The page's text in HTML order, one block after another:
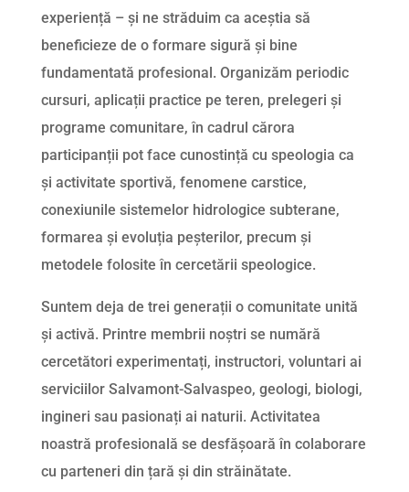
experiență – și ne străduim ca aceștia să
beneficieze de o formare sigură și bine
fundamentată profesional. Organizăm periodic
cursuri, aplicații practice pe teren, prelegeri și
programe comunitare, în cadrul cărora
participanții pot face cunostință cu speologia ca
și activitate sportivă, fenomene carstice,
conexiunile sistemelor hidrologice subterane,
formarea și evoluția peșterilor, precum și
metodele folosite în cercetării speologice.
Suntem deja de trei generații o comunitate unită
și activă. Printre membrii noștri se numără
cercetători experimentați, instructori, voluntari ai
serviciilor Salvamont-Salvaspeo, geologi, biologi,
ingineri sau pasionați ai naturii. Activitatea
noastră profesională se desfășoară în colaborare
cu parteneri din țară și din străinătate.